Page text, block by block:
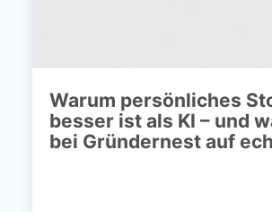
Warum persönliches
besser ist als KI – und
bei Gründernest auf